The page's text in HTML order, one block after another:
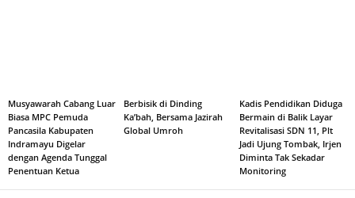
Musyawarah Cabang Luar
Biasa MPC Pemuda
Pancasila Kabupaten
Indramayu Digelar
dengan Agenda Tunggal
Penentuan Ketua
Berbisik di Dinding
Ka’bah, Bersama Jazirah
Global Umroh
Kadis Pendidikan Diduga
Bermain di Balik Layar
Revitalisasi SDN 11, Plt
Jadi Ujung Tombak, Irjen
Diminta Tak Sekadar
Monitoring